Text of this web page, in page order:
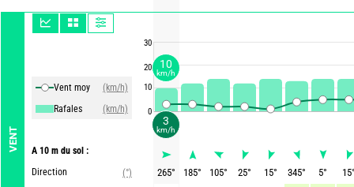
VENT
Vent moy
(km/h)
Rafales
(km/h)
A 10 m du sol :
Direction
(°)
30
20
10
0
265° 185° 105° 25° 15° 345° 5° 15
3
km/h
10
km/h